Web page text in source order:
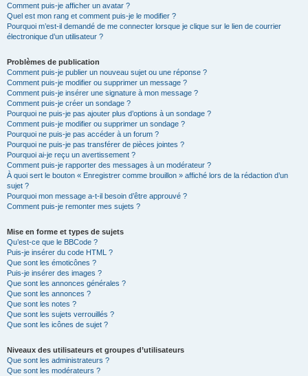
Comment puis-je afficher un avatar ?
Quel est mon rang et comment puis-je le modifier ?
Pourquoi m’est-il demandé de me connecter lorsque je clique sur le lien de courrier
électronique d’un utilisateur ?
Problèmes de publication
Comment puis-je publier un nouveau sujet ou une réponse ?
Comment puis-je modifier ou supprimer un message ?
Comment puis-je insérer une signature à mon message ?
Comment puis-je créer un sondage ?
Pourquoi ne puis-je pas ajouter plus d’options à un sondage ?
Comment puis-je modifier ou supprimer un sondage ?
Pourquoi ne puis-je pas accéder à un forum ?
Pourquoi ne puis-je pas transférer de pièces jointes ?
Pourquoi ai-je reçu un avertissement ?
Comment puis-je rapporter des messages à un modérateur ?
À quoi sert le bouton « Enregistrer comme brouillon » affiché lors de la rédaction d’un
sujet ?
Pourquoi mon message a-t-il besoin d’être approuvé ?
Comment puis-je remonter mes sujets ?
Mise en forme et types de sujets
Qu’est-ce que le BBCode ?
Puis-je insérer du code HTML ?
Que sont les émoticônes ?
Puis-je insérer des images ?
Que sont les annonces générales ?
Que sont les annonces ?
Que sont les notes ?
Que sont les sujets verrouillés ?
Que sont les icônes de sujet ?
Niveaux des utilisateurs et groupes d’utilisateurs
Que sont les administrateurs ?
Que sont les modérateurs ?